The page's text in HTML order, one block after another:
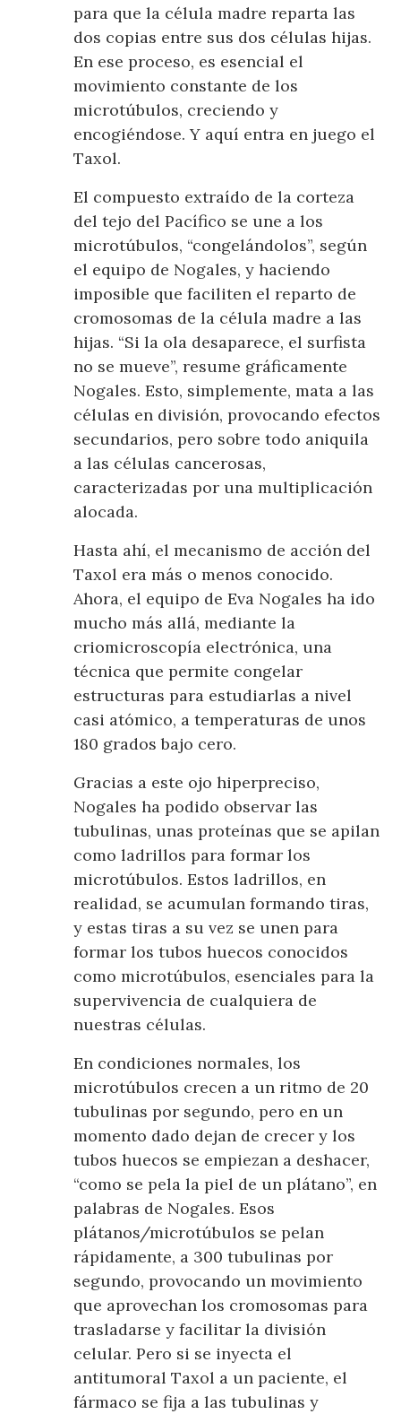
para que la célula madre reparta las
dos copias entre sus dos células hijas.
En ese proceso, es esencial el
movimiento constante de los
microtúbulos, creciendo y
encogiéndose. Y aquí entra en juego el
Taxol.
El compuesto extraído de la corteza
del tejo del Pacífico se une a los
microtúbulos, “congelándolos”, según
el equipo de Nogales, y haciendo
imposible que faciliten el reparto de
cromosomas de la célula madre a las
hijas. “Si la ola desaparece, el surfista
no se mueve”, resume gráficamente
Nogales. Esto, simplemente, mata a las
células en división, provocando efectos
secundarios, pero sobre todo aniquila
a las células cancerosas,
caracterizadas por una multiplicación
alocada.
Hasta ahí, el mecanismo de acción del
Taxol era más o menos conocido.
Ahora, el equipo de Eva Nogales ha ido
mucho más allá, mediante la
criomicroscopía electrónica, una
técnica que permite congelar
estructuras para estudiarlas a nivel
casi atómico, a temperaturas de unos
180 grados bajo cero.
Gracias a este ojo hiperpreciso,
Nogales ha podido observar las
tubulinas, unas proteínas que se apilan
como ladrillos para formar los
microtúbulos. Estos ladrillos, en
realidad, se acumulan formando tiras,
y estas tiras a su vez se unen para
formar los tubos huecos conocidos
como microtúbulos, esenciales para la
supervivencia de cualquiera de
nuestras células.
En condiciones normales, los
microtúbulos crecen a un ritmo de 20
tubulinas por segundo, pero en un
momento dado dejan de crecer y los
tubos huecos se empiezan a deshacer,
“como se pela la piel de un plátano”, en
palabras de Nogales. Esos
plátanos/microtúbulos se pelan
rápidamente, a 300 tubulinas por
segundo, provocando un movimiento
que aprovechan los cromosomas para
trasladarse y facilitar la división
celular. Pero si se inyecta el
antitumoral Taxol a un paciente, el
fármaco se fija a las tubulinas y